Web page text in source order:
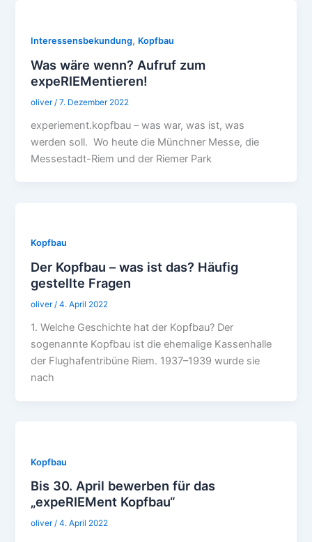
Interessensbekundung, Kopfbau
Was wäre wenn? Aufruf zum
expeRIEMentieren!
oliver /7. Dezember 2022
experiement.kopfbau – was war, was ist, was
werden soll. Wo heute die Münchner Messe, die
Messestadt-Riem und der Riemer Park
Kopfbau
Der Kopfbau – was ist das? Häufig
gestellte Fragen
oliver/4. April 2022
1. Welche Geschichte hat der Kopfbau? Der
sogenannte Kopfbau ist die ehemalige Kassenhalle
der Flughafentribüne Riem. 1937–1939 wurde sie
nach
Kopfbau
Bis 30. April bewerben für das
„expeRIEMent Kopfbau“
oliver/4. April 2022